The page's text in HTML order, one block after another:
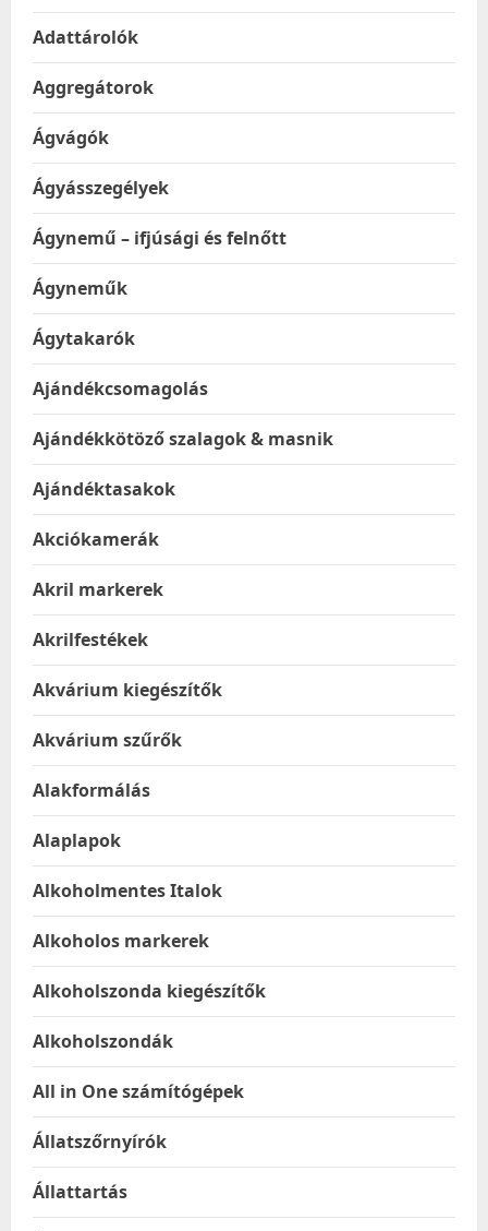
Adattárolók
Aggregátorok
Ágvágók
Ágyásszegélyek
Ágynemű – ifjúsági és felnőtt
Ágyneműk
Ágytakarók
Ajándékcsomagolás
Ajándékkötöző szalagok & masnik
Ajándéktasakok
Akciókamerák
Akril markerek
Akrilfestékek
Akvárium kiegészítők
Akvárium szűrők
Alakformálás
Alaplapok
Alkoholmentes Italok
Alkoholos markerek
Alkoholszonda kiegészítők
Alkoholszondák
All in One számítógépek
Állatszőrnyírók
Állattartás